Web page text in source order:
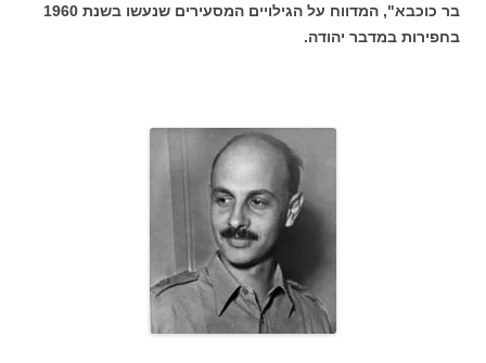
בר כוכבא", המדווח על הגילויים המסעירים שנעשו בשנת 1960
בחפירות במדבר יהודה.